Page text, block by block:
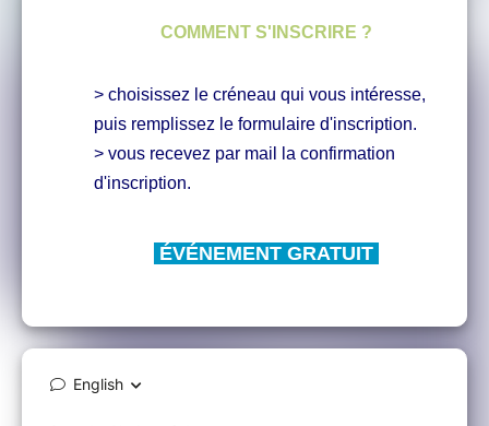
COMMENT S'INSCRIRE ?
> choisissez le créneau qui vous intéresse,
puis remplissez le formulaire d'inscription.
> vous recevez par mail la confirmation
d'inscription.
ÉVÉNEMENT GRATUIT